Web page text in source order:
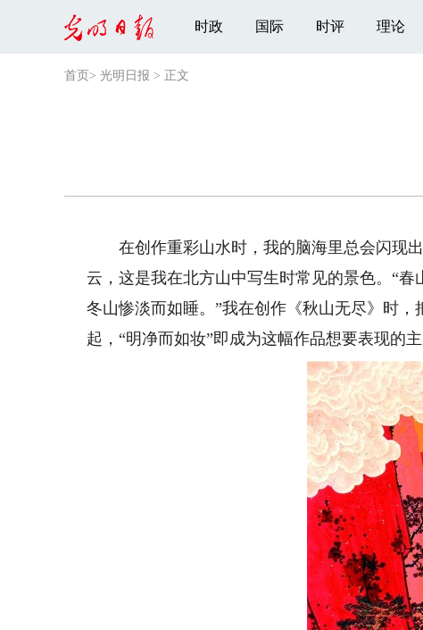
时政 国际 时评 理论
首页 > 光明日报 > 正文
在创作重彩山水时，我的脑海里总会闪现出
云，这是我在北方山中写生时常见的景色。“
冬山惨淡而如睡。”我在创作《秋山无尽》时
起，“明净而如妆”即成为这幅作品想要表现的主